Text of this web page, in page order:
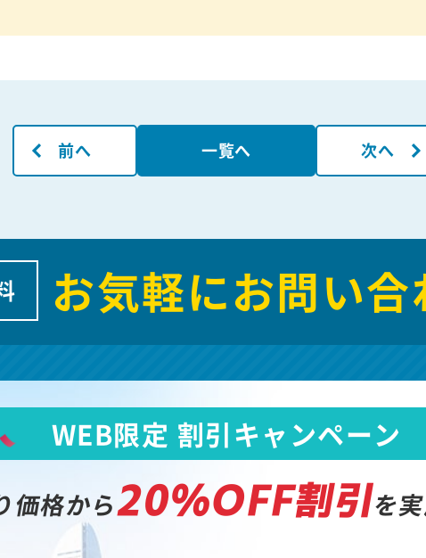
前へ 一覧へ 次へ
お気軽にお問い
WEB限定 割引キャンペーン
価格から20%OFF割引を